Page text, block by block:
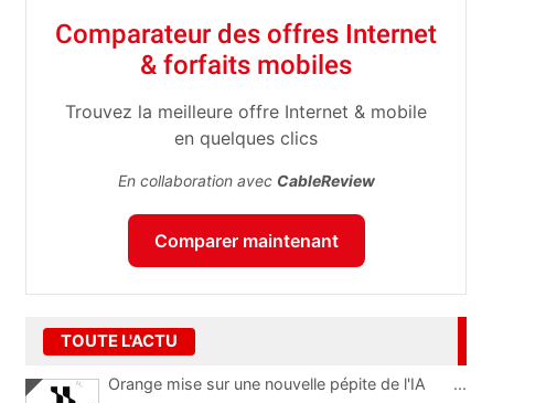
Comparateur des offres Internet
& forfaits mobiles
Trouvez la meilleure offre Internet & mobile
en quelques clics
En collaboration avec CableReview
Comparer maintenant
TOUTE L'ACTU
Orange mise sur une nouvelle pépite de l'IA ...